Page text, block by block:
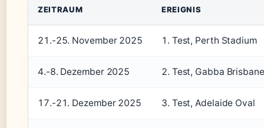
ZEITRAUM EREIGNIS
21.-25. November 2025 1. Test, Perth Stadium
4.-8. Dezember 2025 2. Test, Gabba
17.-21. Dezember 2025 3. Test, Adelaide Oval